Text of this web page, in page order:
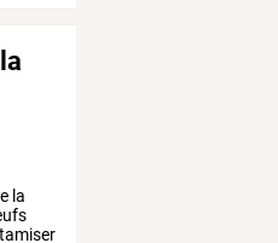
la
tamiser